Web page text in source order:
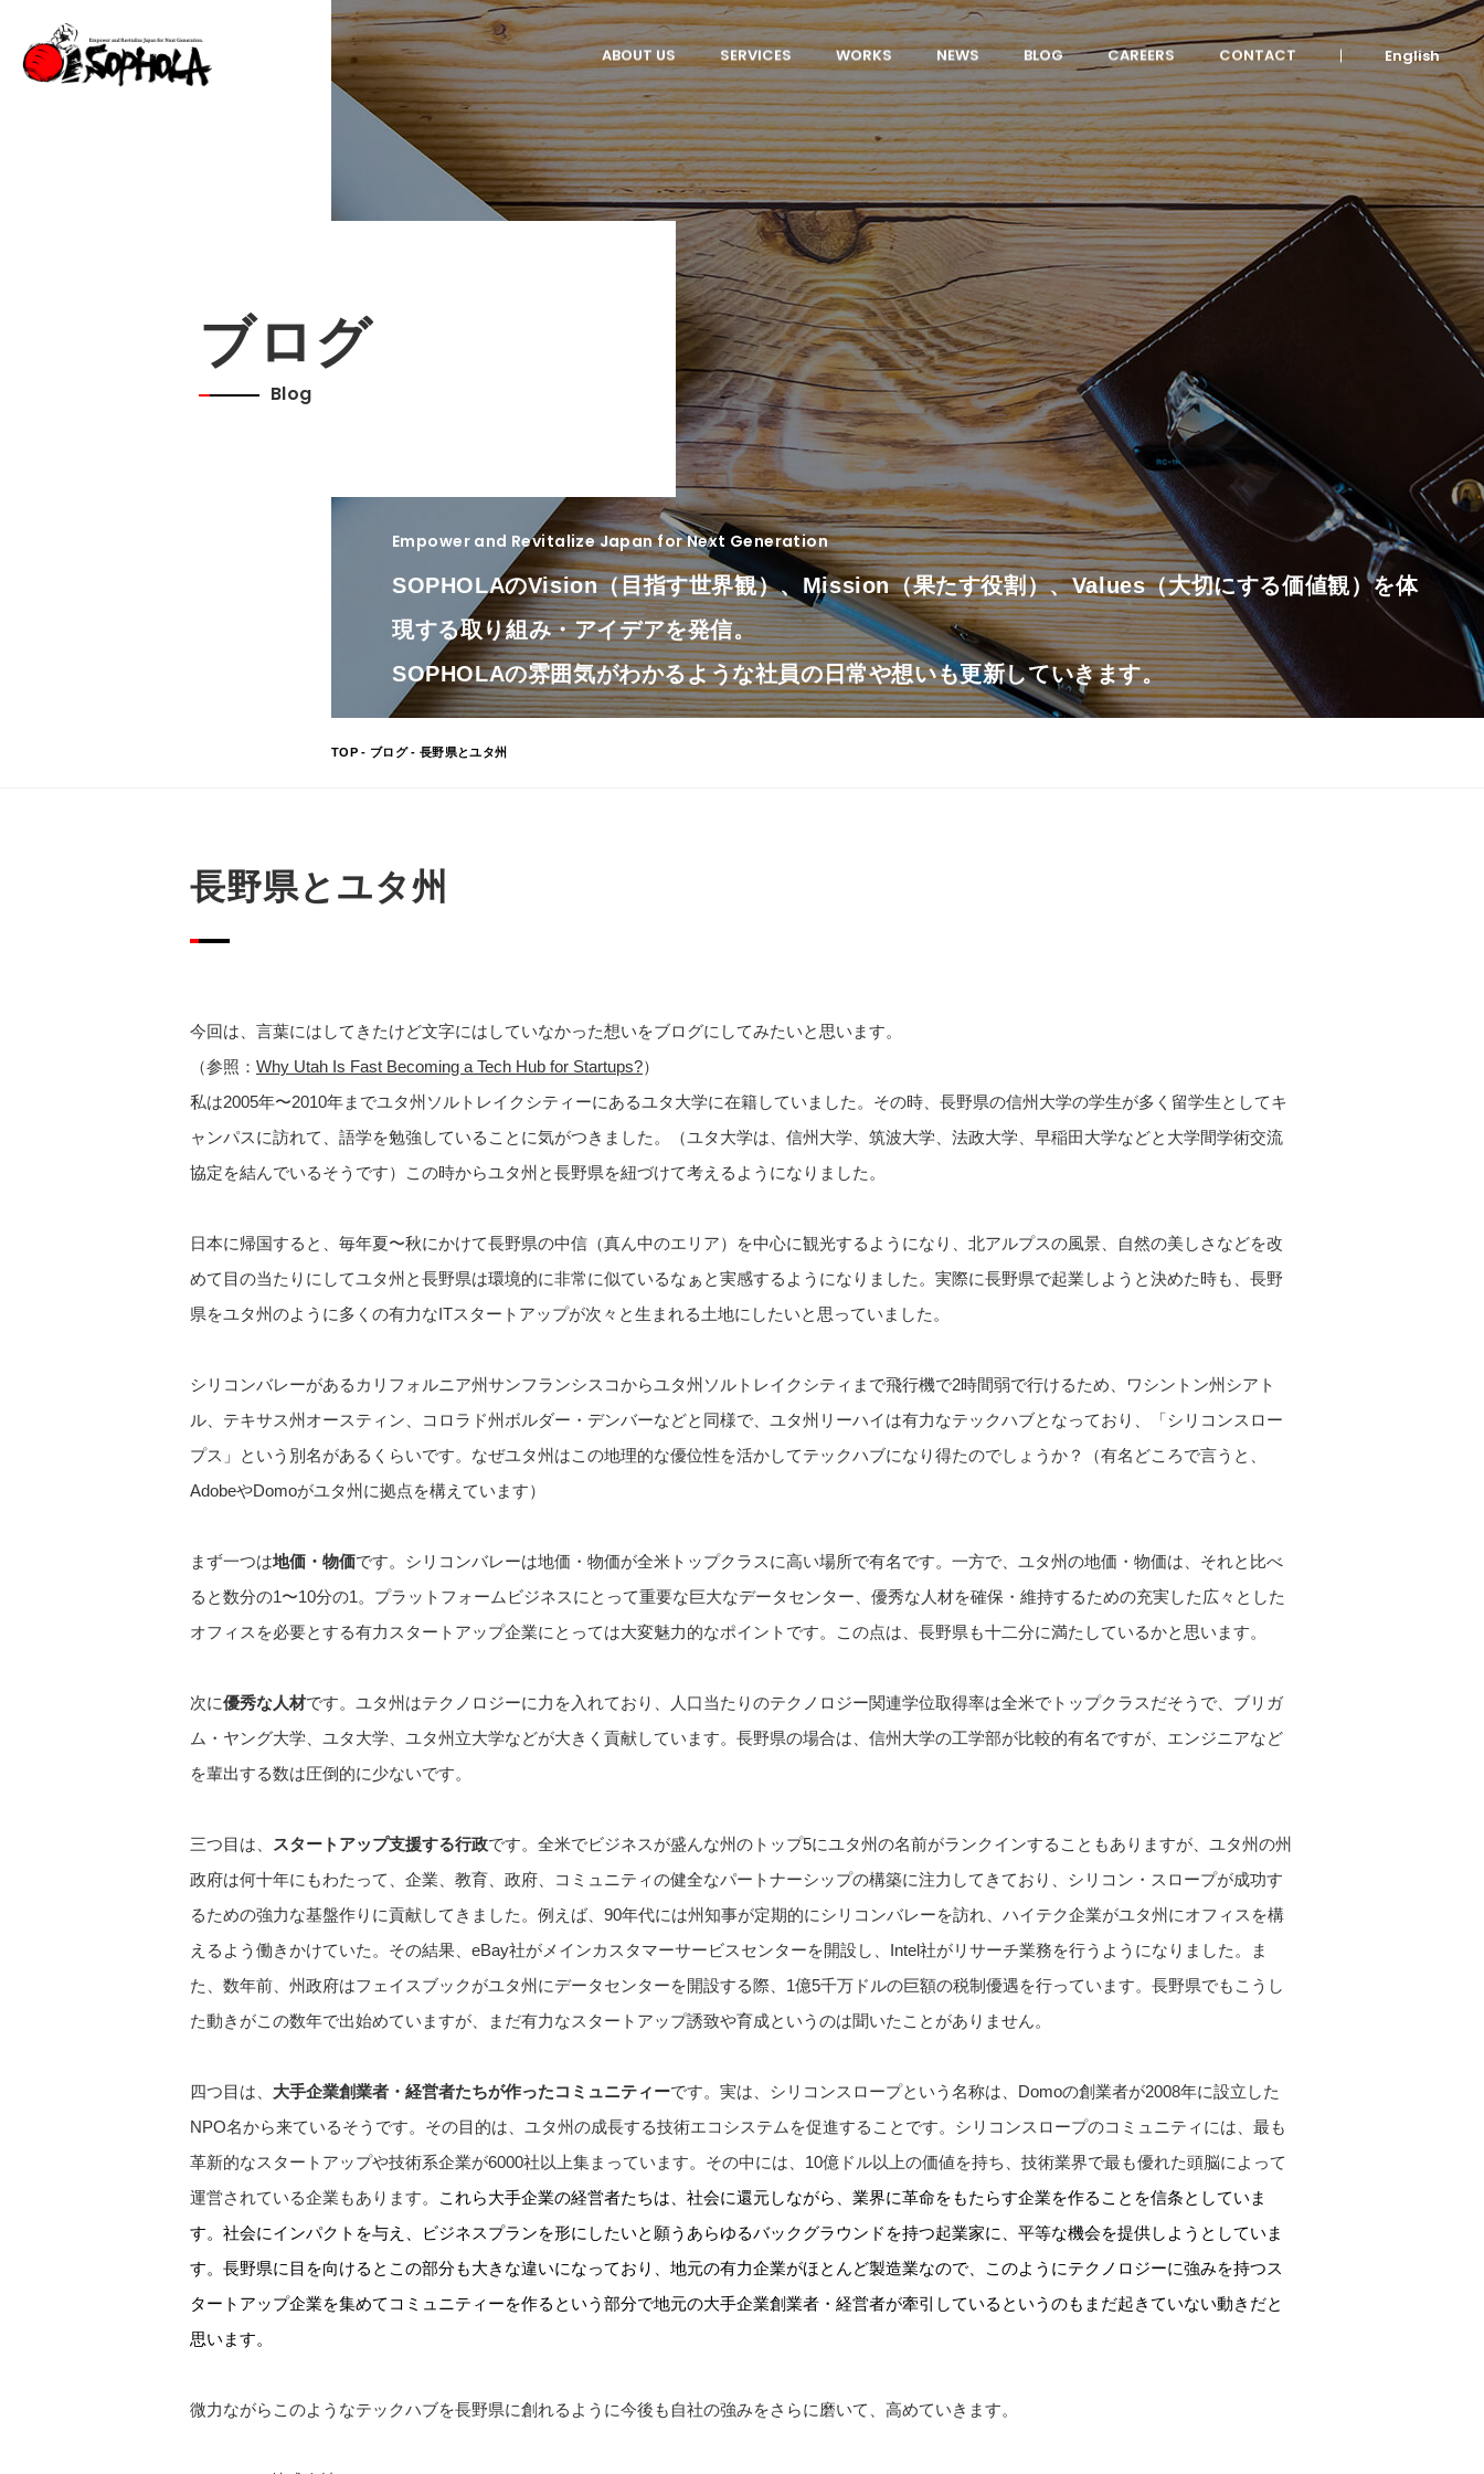
ABOUT US SERVICES WORKS NEWS BLOG CAREERS CONTACT English
ブログ
Blog
Empower and Revitalize Japan for Next Generation
SOPHOLAのVision（目指す世界観）、Mission（果たす役割）、Values（大切にする価値観）を体
現する取り組み・アイデアを発信。
SOPHOLAの雰囲気がわかるような社員の日常や想いも更新していきます。
TOP - ブログ- 長野県とユタ州
長野県とユタ州
今回は、言葉にはしてきたけど文字にはしていなかった想いをブログにしてみたいと思います。
（参照： Why Utah Is Fast Becoming a Tech Hub for Startups?）
私は2005年〜2010年までユタ州ソルトレイクシティーにあるユタ大学に在籍していました。その時、長野県の信州大学の学生が多く留学生としてキ
ャンパスに訪れて、語学を勉強していることに気がつきました。（ユタ大学は、信州大学、筑波大学、法政大学、早稲田大学などと大学間学術交流
協定を結んでいるそうです）この時からユタ州と長野県を紐づけて考えるようになりました。
日本に帰国すると、毎年夏〜秋にかけて長野県の中信（真ん中のエリア）を中心に観光するようになり、北アルプスの風景、自然の美しさなどを改
めて目の当たりにしてユタ州と長野県は環境的に非常に似ているなぁと実感するようになりました。実際に長野県で起業しようと決めた時も、長野
県をユタ州のように多くの有力なITスタートアップが次々と生まれる土地にしたいと思っていました。
シリコンバレーがあるカリフォルニア州サンフランシスコからユタ州ソルトレイクシティまで飛行機で2時間弱で行けるため、ワシントン州シアト
ル、テキサス州オースティン、コロラド州ボルダー・デンバーなどと同様で、ユタ州リーハイは有力なテックハブとなっており、「シリコンスロー
プス」という別名があるくらいです。なぜユタ州はこの地理的な優位性を活かしてテックハブになり得たのでしょうか？（有名どころで言うと、
AdobeやDomoがユタ州に拠点を構えています）
まず一つは地価・物価です。シリコンバレーは地価・物価が全米トップクラスに高い場所で有名です。一方で、ユタ州の地価・物価は、それと比べ
ると数分の1〜10分の1。プラットフォームビジネスにとって重要な巨大なデータセンター、優秀な人材を確保・維持するための充実した広々とした
オフィスを必要とする有力スタートアップ企業にとっては大変魅力的なポイントです。この点は、長野県も十二分に満たしているかと思います。
次に優秀な人材です。ユタ州はテクノロジーに力を入れており、人口当たりのテクノロジー関連学位取得率は全米でトップクラスだそうで、ブリガ
ム・ヤング大学、ユタ大学、ユタ州立大学などが大きく貢献しています。長野県の場合は、信州大学の工学部が比較的有名ですが、エンジニアなど
を輩出する数は圧倒的に少ないです。
三つ目は、 スタートアップ支援する行政です。全米でビジネスが盛んな州のトップ5にユタ州の名前がランクインすることもありますが、ユタ州の州
政府は何十年にもわたって、企業、教育、政府、コミュニティの健全なパートナーシップの構築に注力してきており、シリコン・スロープが成功す
るための強力な基盤作りに貢献してきました。例えば、90年代には州知事が定期的にシリコンバレーを訪れ、ハイテク企業がユタ州にオフィスを構
えるよう働きかけていた。その結果、eBay社がメインカスタマーサービスセンターを開設し、Intel社がリサーチ業務を行うようになりました。ま
た、数年前、州政府はフェイスブックがユタ州にデータセンターを開設する際、1億5千万ドルの巨額の税制優遇を行っています。長野県でもこうし
た動きがこの数年で出始めていますが、まだ有力なスタートアップ誘致や育成というのは聞いたことがありません。
四つ目は、 大手企業創業者・経営者たちが作ったコミュニティーです。実は、シリコンスロープという名称は、Domoの創業者が2008年に設立した
NPO名から来ているそうです。その目的は、ユタ州の成長する技術エコシステムを促進することです。シリコンスロープのコミュニティには、最も
革新的なスタートアップや技術系企業が6000社以上集まっています。その中には、10億ドル以上の価値を持ち、技術業界で最も優れた頭脳によって
運営されている企業もあります。
これら大手企業の経営者たちは、社会に還元しながら、業界に革命をもたらす企業を作ることを信条としていま
す。社会にインパクトを与え、ビジネスプランを形にしたいと願うあらゆるバックグラウンドを持つ起業家に、平等な機会を提供しようとしていま
す。長野県に目を向けるとこの部分も大きな違いになっており、地元の有力企業がほとんど製造業なので、このようにテクノロジーに強みを持つス
タートアップ企業を集めてコミュニティーを作るという部分で地元の大手企業創業者・経営者が牽引しているというのもまだ起きていない動きだと
思います。
微力ながらこのようなテックハブを長野県に創れるように今後も自社の強みをさらに磨いて、高めていきます。